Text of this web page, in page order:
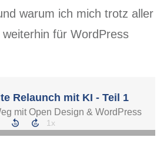
warum ich mich trotz aller
für WordPress